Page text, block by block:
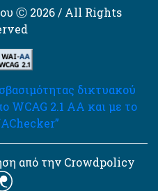
Ⓒ 2026 / All Rights
δικτυακού
WCAG 2.1 AA και με το
από την Crowdpolicy